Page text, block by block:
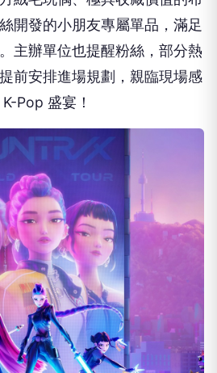
開發的小朋友專屬單品，滿足
主辦單位也提醒粉絲，部分熱
前安排進場規劃，親臨現場感
Pop 盛宴！